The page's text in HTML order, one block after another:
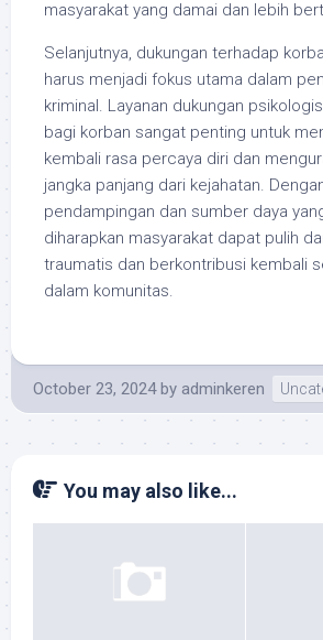
masyarakat yang damai dan lebih
Selanjutnya, dukungan terhadap
harus menjadi fokus utama dalam
kriminal. Layanan dukungan
bagi korban sangat penting untuk
kembali rasa percaya diri dan
jangka panjang dari kejahatan.
pendampingan dan sumber daya
diharapkan masyarakat dapat pulih
traumatis dan berkontribusi kembali
dalam komunitas.
October 23, 2024 by adminkeren
You may also like...